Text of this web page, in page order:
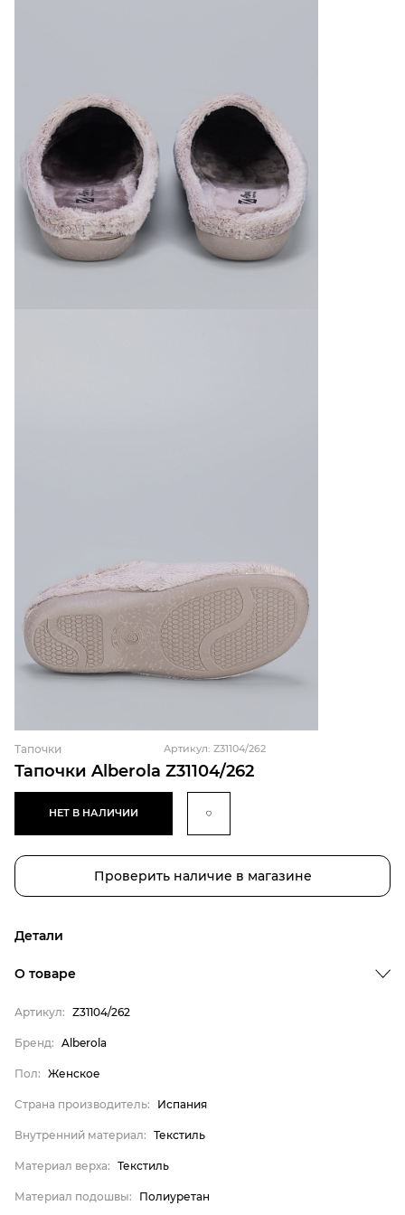
Тапочки Alberola Z31104/262
Тапочки Артикул: Z31104/262
НЕТ В НАЛИЧИИ
Проверить наличие в магазине
Детали
Бренд
Пол
Страна производитель
Внутренний материал
Alberola
О товаре
Артикул: Z31104/262
Бренд: Alberola
Пол: Женское
Страна производитель: Испания
Внутренний материал: Текстиль
Материал верха: Текстиль
Материал подошвы: Полиуретан